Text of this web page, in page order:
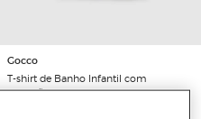
Gocco
T-shirt de Banho Infantil com
Proteção Solar com Estampado de